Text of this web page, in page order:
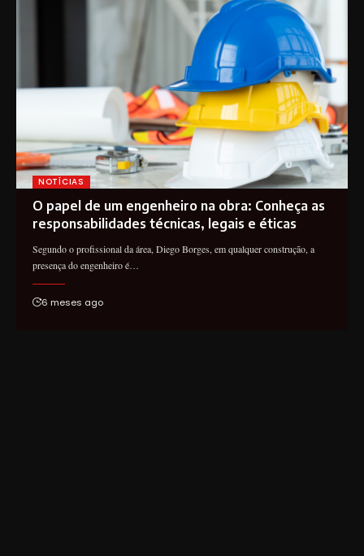
NOTÍCIAS
O papel de um engenheiro na obra: Conheça as
responsabilidades técnicas, legais e éticas
Segundo o profissional da área, Diego Borges, em qualquer construção, a
presença do engenheiro é…
6 meses ago